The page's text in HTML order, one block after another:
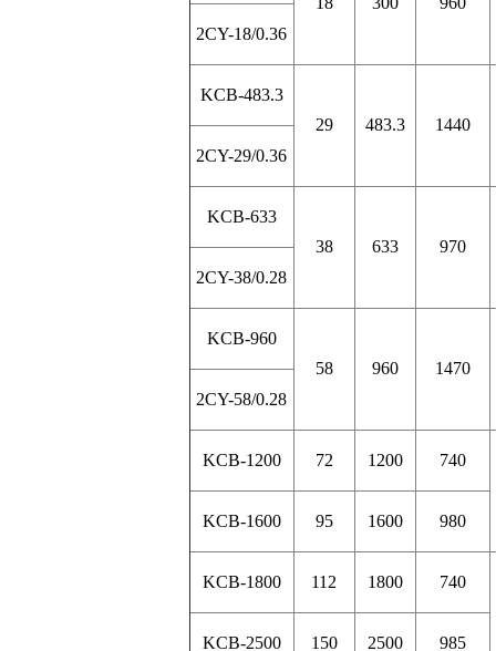
2CY-18/0.36
KCB-483.3
29
483.3
1440
2CY-29/0.36
KCB-633
38
633
970
2CY-38/0.28
KCB-960
58
960
1470
2CY-58/0.28
KCB-1200 72 1200 740
KCB-1600 95 1600 980
KCB-1800 112 1800 740
KCB-2500 150 2500 985